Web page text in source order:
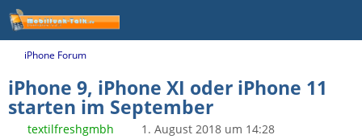
iPhone Forum
iPhone 9, iPhone XI oder iPhone 11
starten im September
textilfreshgmbh 1. August 2018 um 14:28